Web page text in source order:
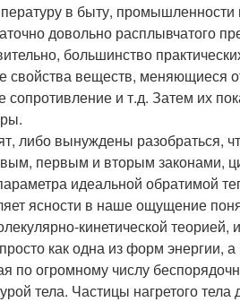
в быту,
довольно расплывчатого
большинство
свойства веществ, меняющиеся
сопротивление и т.д. Затем их
либо вынуждены разобраться,
первым и вторым законами,
идеальной обратимой
ясности в наше ощущение
кинетической теорией,
как одна из форм энергии,
по огромному числу
тела. Частицы нагретого